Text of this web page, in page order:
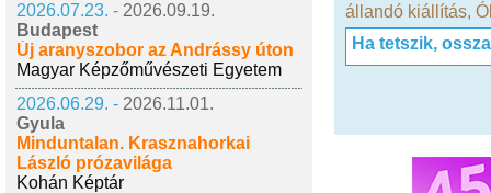
2026.07.23. - 2026.09.19.
Budapest
Új aranyszobor az Andrássy úton
Magyar Képzőművészeti Egyetem
2026.06.29. - 2026.11.01.
Gyula
Minduntalan. Krasznahorkai
László prózavilága
Kohán Képtár
állandó kiállítás,
Ha tetszik,